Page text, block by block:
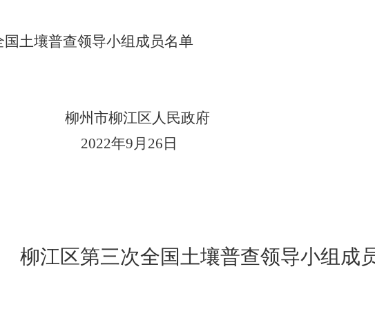
国土壤普查领导小组成员名单
柳州市柳江区人民政府
2022年9月 26 日
柳江区第三次全国土壤普查领导小组成